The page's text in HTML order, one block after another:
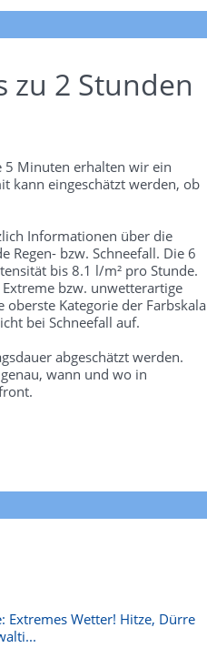
zu 2 Stunden
5 Minuten erhalten wir ein
kann eingeschätzt werden, ob
Informationen über die
Regen- bzw. Schneefall. Die 6
bis 8.1 l/m² pro Stunde.
bzw. unwetterartige
Kategorie der Farbskala
bei Schneefall auf.
abgeschätzt werden.
wann und wo in
Extremes Wetter! Hitze, Dürre